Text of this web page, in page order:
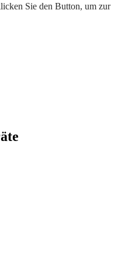
Sie den Button, um zur